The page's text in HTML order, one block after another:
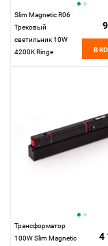
Slim Magnetic R06
Трековый
светильник 10W
4200K Ringe
В
Трансформатор
100W Slim Magnetic
4